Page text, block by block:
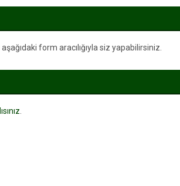
form aracılığıyla siz yapabilirsiniz.